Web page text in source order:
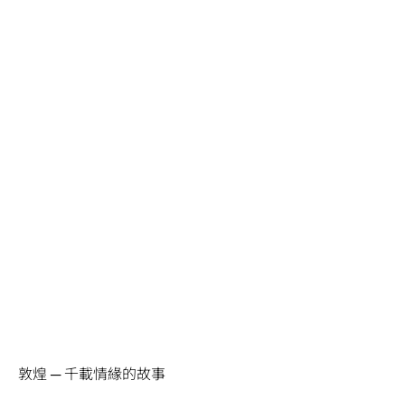
敦煌 ─ 千載情緣的故事